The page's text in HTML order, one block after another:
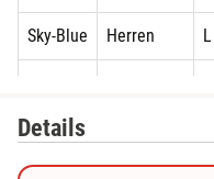
Sky-Blue Herren L
Sky-Blue
Details
Flensburg